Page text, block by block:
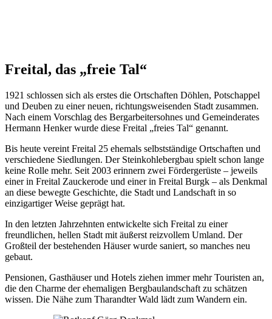
Freital, das „freie Tal“
1921 schlossen sich als erstes die Ortschaften Döhlen, Potschappel
und Deuben zu einer neuen, richtungsweisenden Stadt zusammen.
Nach einem Vorschlag des Bergarbeitersohnes und Gemeinderates
Hermann Henker wurde diese Freital „freies Tal“ genannt.
Bis heute vereint Freital 25 ehemals selbstständige Ortschaften und
verschiedene Siedlungen. Der Steinkohlebergbau spielt schon lange
keine Rolle mehr. Seit 2003 erinnern zwei Fördergerüste – jeweils
einer in Freital Zauckerode und einer in Freital Burgk – als Denkmal
an diese bewegte Geschichte, die Stadt und Landschaft in so
einzigartiger Weise geprägt hat.
In den letzten Jahrzehnten entwickelte sich Freital zu einer
freundlichen, hellen Stadt mit äußerst reizvollem Umland. Der
Großteil der bestehenden Häuser wurde saniert, so manches neu
gebaut.
Pensionen, Gasthäuser und Hotels ziehen immer mehr Touristen an,
die den Charme der ehemaligen Bergbaulandschaft zu schätzen
wissen. Die Nähe zum Tharandter Wald lädt zum Wandern ein.